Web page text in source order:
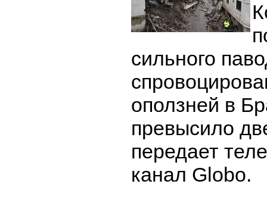
сильного
оползней в
превысило
передает
канал Globo.